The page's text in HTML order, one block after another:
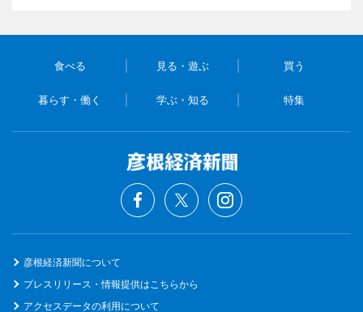
食べる 見る・遊ぶ 買う
暮らす・働く 学ぶ・知る 特集
彦根経済新聞について
プレスリリース・情報提供はこちらから
アクセスデータの利用について